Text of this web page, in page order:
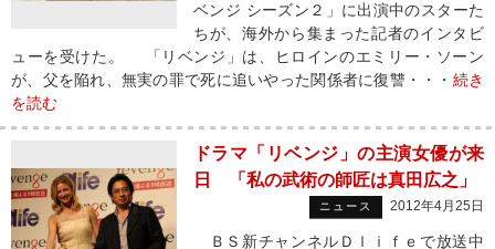
ベンジ シーズン２」に出演中のスターた
ちが、海外から集まった記者のインタビ
ューを受けた。 「リベンジ」は、ヒロインのエミリー・ソーン
が、父を陥れ、無実の罪で死に追いやった関係者に復讐・・・ 続き
を読む
ドラマ「リベンジ」の主演女優が来
日 「私の武術の師匠は真田広之」
ニュース 2012年4月25日
ＢＳ新チャンネルＤｌｉｆｅで放送中